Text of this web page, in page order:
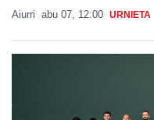
Aiurri abu 07, 12:00 URNIETA